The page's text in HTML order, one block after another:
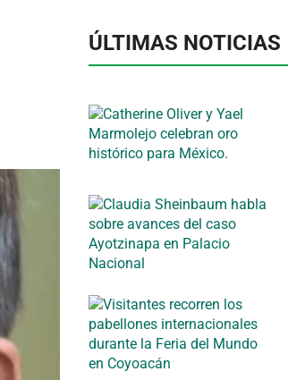
ÚLTIMAS NOTICIAS